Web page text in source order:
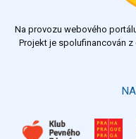
Na provozu webového
Projekt je spolufinancován